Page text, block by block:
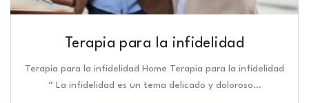
Terapia para la infidelidad
Terapia para la infidelidad Home Terapia para la infidelidad
“ La infidelidad es un tema delicado y doloroso…